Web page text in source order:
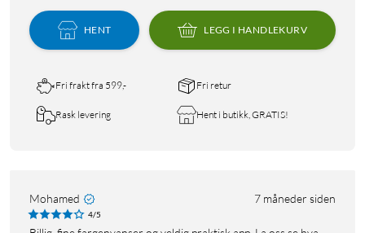
HENT LEGG I HANDLEKURV
Fri frakt fra 599,- Fri retur
Rask levering Hent i butikk, GRATIS!
Mohamed 7 måneder siden
4/5